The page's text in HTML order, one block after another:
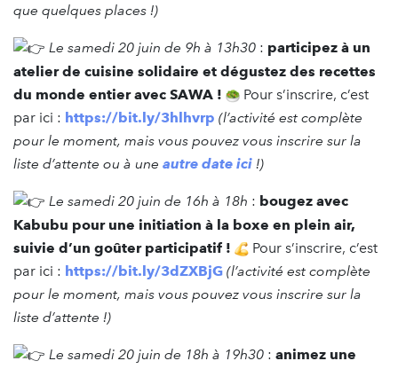
que quelques places !)
Le samedi 20 juin de 9h à 13h30 : participez à un
atelier de cuisine solidaire et dégustez des recettes
du monde entier avec SAWA !
Pour s’inscrire, c’est
par ici : https://bit.ly/3hlhvrp (l’activité est complète
pour le moment, mais vous pouvez vous inscrire sur la
liste d’attente ou à une autre date ici !)
Le samedi 20 juin de 16h à 18h : bougez avec
Kabubu pour une initiation à la boxe en plein air,
suivie d’un goûter participatif !
Pour s’inscrire, c’est
par ici : https://bit.ly/3dZXBjG (l’activité est complète
pour le moment, mais vous pouvez vous inscrire sur la
liste d’attente !)
Le samedi 20 juin de 18h à 19h30 : animez une